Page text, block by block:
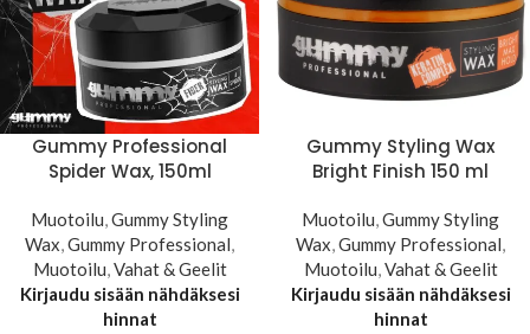
Gummy Professional
Spider Wax, 150ml
Muotoilu,Gummy Styling
Wax,Gummy Professional,
Muotoilu,Vahat & Geelit
Kirjaudu sisään nähdäksesi
hinnat
Gummy Styling Wax
Bright Finish 150 ml
Muotoilu,Gummy Styling
Wax,Gummy Professional,
Muotoilu,Vahat & Geelit
Kirjaudu sisään nähdäksesi
hinnat